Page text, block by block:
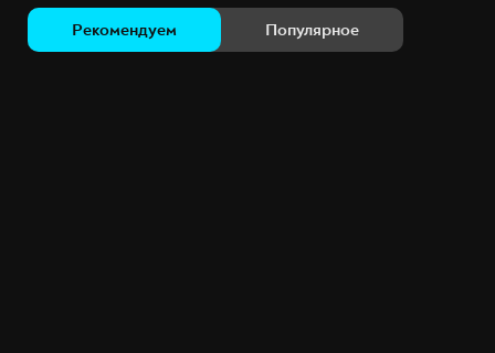
Рекомендуем Популярное